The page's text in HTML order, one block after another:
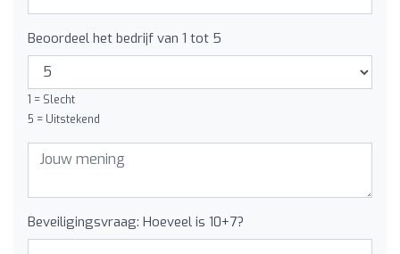
Beoordeel het bedrijf van 1 tot 5
1 = Slecht
5 = Uitstekend
Beveiligingsvraag: Hoeveel is 10+7?